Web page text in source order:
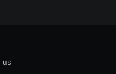
us